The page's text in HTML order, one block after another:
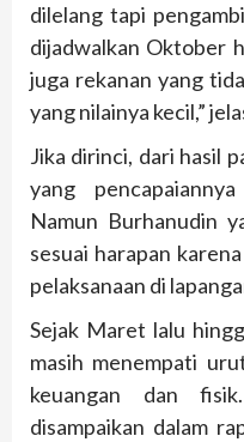
dilelang tapi
dijadwalkan Oktober
juga rekanan yang
yang nilainya kecil,”
Jika dirinci, dari hasil
yang
Namun Burhanudin
sesuai harapan
pelaksanaan di
Sejak Maret lalu
masih menempati
keuangan dan
disampaikan dalam